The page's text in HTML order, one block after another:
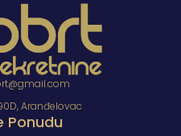
Aranđelovac
Ponudu